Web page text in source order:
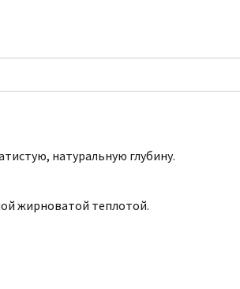
натуральную глубину.
жирноватой теплотой.